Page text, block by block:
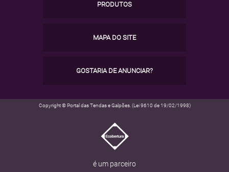
PRODUTOS
MAPA DO SITE
GOSTARIA DE ANUNCIAR?
Copyright © Portal das Tendas e Galpões. (Lei 9610 de 19/02/1998)
é um parceiro